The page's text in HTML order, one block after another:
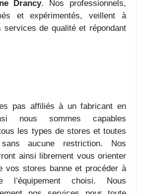
Drancy. Nos professionnels,
et expérimentés, veillent à
services de qualité et répondant
pas affiliés à un fabricant en
nous sommes capables
les types de stores et toutes
aucune restriction. Nos
ainsi librement vous orienter
vos stores banne et procéder à
l’équipement choisi. Nous